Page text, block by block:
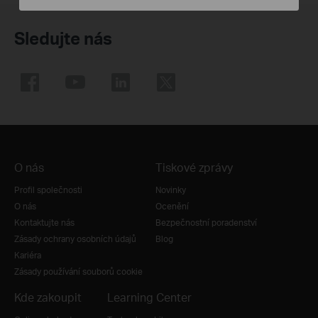
Sledujte nás
O nás
Profil společnosti
O nás
Kontaktujte nás
Zásady ochrany osobních údajů
Kariéra
Zásady používání souborů cookie
Tiskové zprávy
Novinky
Ocenění
Bezpečnostní poradenství
Blog
Kde zakoupit Learning Center